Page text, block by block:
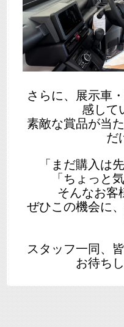
さらに、展示車
感して
素敵な賞品が当
だ
「まだ購入は
「ちょっと
そんなお客
ぜひこの機会に
スタッフ一同、
お待ち